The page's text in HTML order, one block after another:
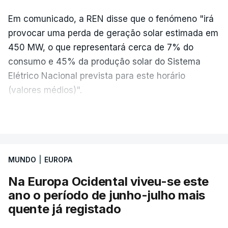
Os resultados chegaram a ser enviados à escola
depois da meia-noite desta segunda-feira, mais
concretamente à 0h47, no entanto, ao início da
manhã a afixação ainda não tinha sido feita.
MOMENTO INDISPONÍVEL
O diretor da Escola Secundária de Rio Tinto
Em comunicado, a REN disse que o fenómeno "irá
provocar uma perda de geração solar estimada em
450 MW, o que representará cerca de 7% do
consumo e 45% da produção solar do Sistema
Elétrico Nacional prevista para este horário
(valores médios)".
Sistema Elétrico Nacional (SEN) para os efeitos do
12 de agosto (quarta-feira).
MUNDO EUROPA
Na Europa Ocidental viveu-se este
ano o período de junho-julho mais
quente já registado